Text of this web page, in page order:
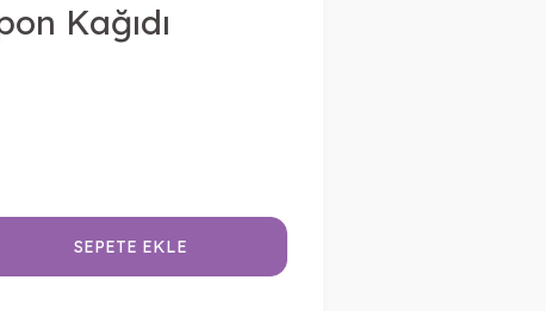
Kağıdı
SEPETE EKLE